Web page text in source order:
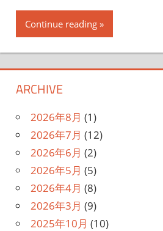
Continue reading
ARCHIVE
2026年8月 (1)
2026年7月 (12)
2026年6月 (2)
2026年5月 (5)
2026年4月 (8)
2026年3月 (9)
2025年10月 (10)